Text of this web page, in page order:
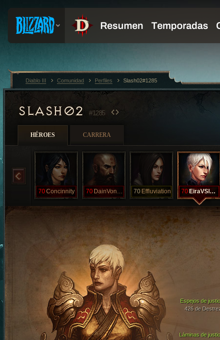
SLASH02 #1285
HÉROES CARRERA
70Concinnity 70 DainVonLomax 70 Effluviation 70 EiraVSlashie
Láminas de
Espejos de
426 de
Diablo III Comunidad Perfiles Slash02#1285